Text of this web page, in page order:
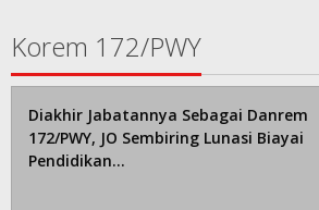
Korem 172/PWY
Diakhir Jabatannya Sebagai Danrem
172/PWY, JO Sembiring Lunasi Biayai
Pendidikan…